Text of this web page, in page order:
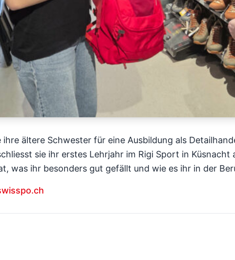
ältere Schwester für eine Ausbildung als
sie ihr erstes Lehrjahr im Rigi Sport in Küsnacht
was ihr besonders gut gefällt und wie es ihr in der